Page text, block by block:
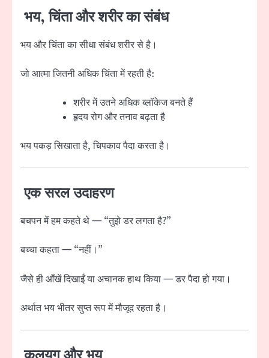
भय, चिंता और शरीर का संबंध
भय और चिंता का सीधा संबंध शरीर से है।
जो आत्मा जितनी अधिक चिंता में रहती है:
शरीर में उतने अधिक ब्लॉकेज बनते हैं
हृदय रोग और तनाव बढ़ता है
भय पकड़ सिखाता है, चिपकाव पैदा करता है।
एक सरल उदाहरण
बचपन में हम कहते थे — “तुझे डर लगता है?”
बच्चा कहता — “नहीं।”
जैसे ही आँखें दिखाईं या अचानक हाथ किया — डर पैदा हो गया।
अर्थात भय भीतर सुप्त रूप में मौजूद रहता है।